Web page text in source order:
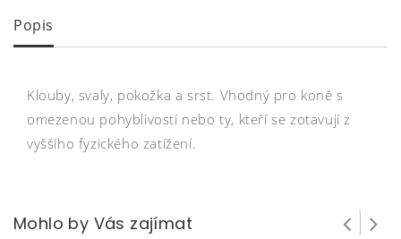
Popis
Klouby, svaly, pokožka a srst. Vhodný pro koně s
omezenou pohyblivostí nebo ty, kteří se zotavují z
vyššího fyzického zatížení.
Mohlo by Vás zajímat